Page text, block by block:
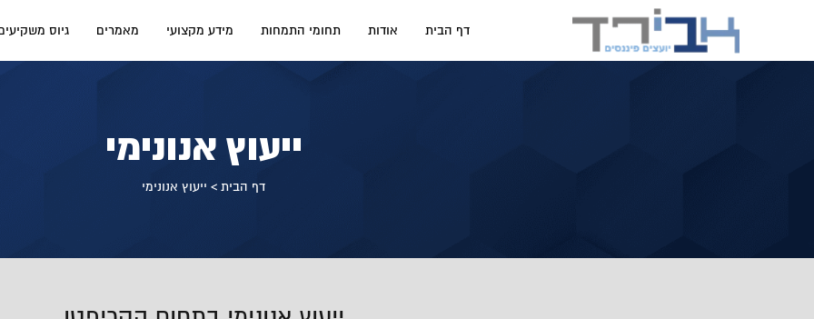
דף הבית אודות תחומי התמחות מידע מקצועי מאמרים גיוס
ייעוץ אנונימי
דף הבית> ייעוץ אנונימי